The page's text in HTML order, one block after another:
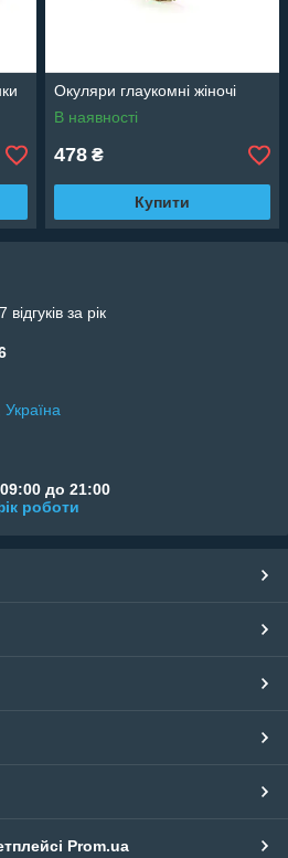
Окуляри глаукомні жіночі
В наявності
478 ₴
Купити
за рік
до 21:00
роботи
Prom.ua